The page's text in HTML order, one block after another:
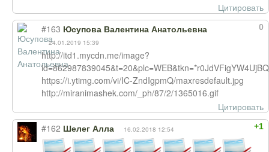
Цитировать
0
#163 Юсупова Валентина Анатольевна
24.01.2019 15:39
http://itd1.mycdn.me/image?
https://i.ytimg.com/vi/IC-ZndIgpmQ/maxresdefault.jpg
http://miranimashek.com/_ph/87/2/1365016.gif
Цитировать
+1
#162 Шелег Алла 16.02.2018 12:54